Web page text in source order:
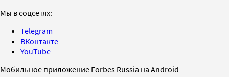
Мы в соцсетях:
Telegram
ВКонтакте
YouTube
Мобильное приложение Forbes Russia на Android